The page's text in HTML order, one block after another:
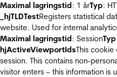
Maximal lagringstid: 1 årTyp:
_hjTLDTestRegisters statistical
website. Used for internal
Maximal lagringstid: SessionTyp
hjActiveViewportIdsThis cookie
session. This contains non-
visitor enters – this information is